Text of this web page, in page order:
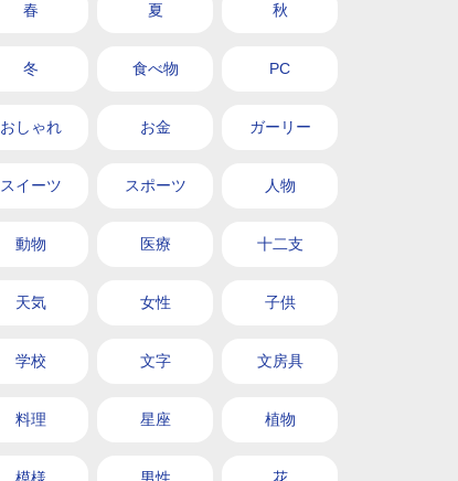
春 夏 秋
冬 食べ物 PC
おしゃれ お金 ガーリー
スイーツ スポーツ 人物
動物 医療 十二支
天気 女性 子供
学校 文字 文房具
料理 星座 植物